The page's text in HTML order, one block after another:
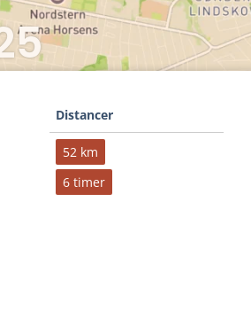
Distancer
52 km
6 timer